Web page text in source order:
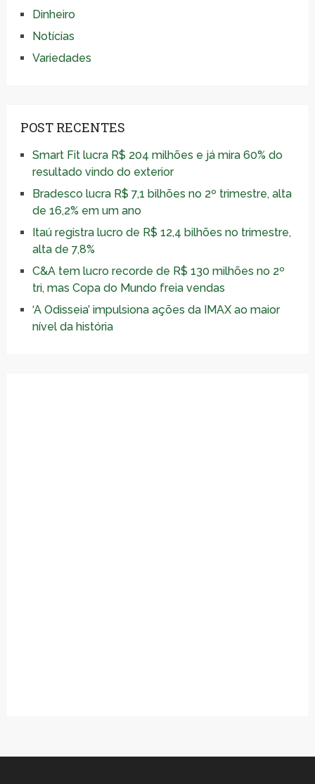
Dinheiro
Notícias
Variedades
POST RECENTES
Smart Fit lucra R$ 204 milhões e já mira 60% do
resultado vindo do exterior
Bradesco lucra R$ 7,1 bilhões no 2º trimestre, alta
de 16,2% em um ano
Itaú registra lucro de R$ 12,4 bilhões no trimestre,
alta de 7,8%
C&A tem lucro recorde de R$ 130 milhões no 2º
tri, mas Copa do Mundo freia vendas
‘A Odisseia’ impulsiona ações da IMAX ao maior
nível da história